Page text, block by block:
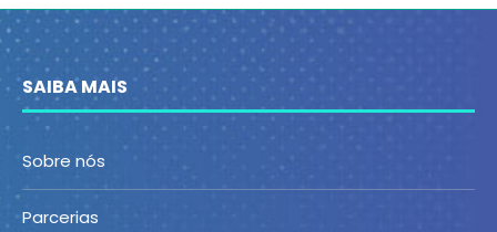
SAIBA MAIS
Sobre nós
Parcerias